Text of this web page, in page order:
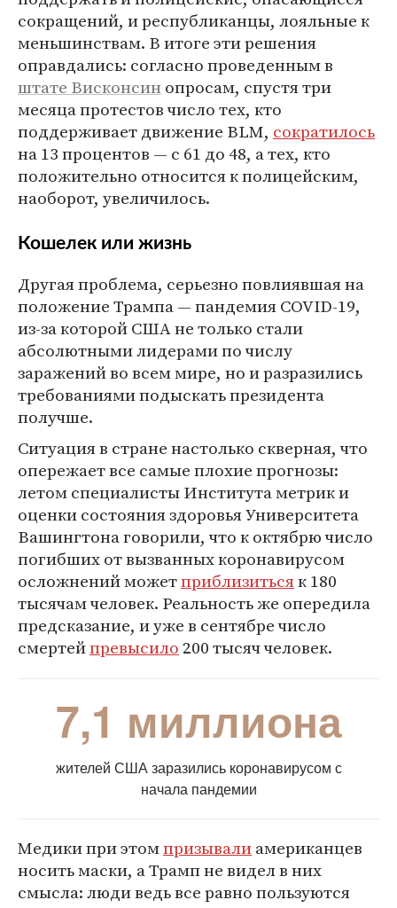
сокращений, и республиканцы, лояльные к
меньшинствам. В итоге эти решения
оправдались: согласно проведенным в
штате Висконсин опросам, спустя три
месяца протестов число тех, кто
поддерживает движение BLM, сократилось
на 13 процентов — с 61 до 48, а тех, кто
положительно относится к полицейским,
наоборот, увеличилось.
Кошелек или жизнь
Другая проблема, серьезно повлиявшая на
положение Трампа — пандемия COVID-19,
из-за которой США не только стали
абсолютными лидерами по числу
заражений во всем мире, но и разразились
требованиями подыскать президента
получше.
Ситуация в стране настолько скверная, что
опережает все самые плохие прогнозы:
летом специалисты Института метрик и
оценки состояния здоровья Университета
Вашингтона говорили, что к октябрю число
погибших от вызванных коронавирусом
осложнений можетприблизитьсяк 180
тысячам человек. Реальность же опередила
предсказание, и уже в сентябре число
смертейпревысило200 тысяч человек.
7,1 миллиона
жителей США заразились коронавирусом с
начала пандемии
Медики при этомпризывалиамериканцев
носить маски, а Трамп не видел в них
смысла: люди ведь все равно пользуются